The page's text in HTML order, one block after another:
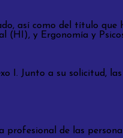
así como del título
(HI), y Ergonomía y
I. Junto a su solicitud,
profesional de las